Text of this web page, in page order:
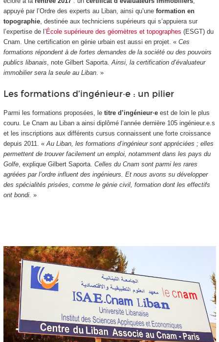
appuyé par l’Ordre des experts au Liban, ainsi qu’une formation en
topographie, destinée aux techniciens supérieurs qui s’appuiera sur
l’expertise de l’ École supérieure des géomètres et topographes (ESGT) du
Cnam. Une certification en génie urbain est aussi en projet. « Ces
formations répondent à de fortes demandes de la société ou des pouvoirs
publics libanais, note Gilbert Saporta.Ainsi, la certification d’évaluateur
immobilier sera la seule au Liban. »
Les formations d’ingénieur·e : un pilier
Parmi les formations proposées, le titre d’ingénieur·eest de loin le plus
couru. Le Cnam au Liban a ainsi diplômé l’année dernière 105 ingénieur.e.s
et les inscriptions aux différents cursus connaissent une forte croissance
depuis 2011. « Au Liban, les formations d’ingénieur sont appréciées ; elles
permettent de trouver facilement un emploi, notamment dans les pays du
Golfe, explique Gilbert Saporta. Celles du Cnam sont parmi les rares
agréées par l’ordre influent des ingénieurs. Et nous avons su développer
des spécialités prisées, comme le génie civil, formation dont les effectifs
ont bondi. »